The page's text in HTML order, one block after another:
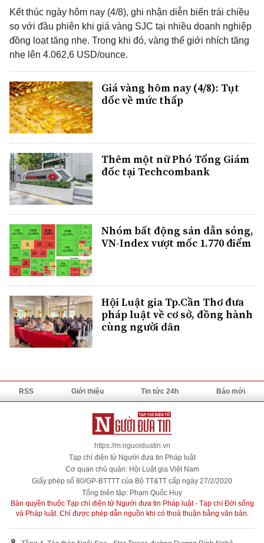
Kết thúc ngày hôm nay (4/8), ghi nhận diễn biến trái chiều
so với đầu phiên khi giá vàng SJC tại nhiều doanh nghiệp
đồng loạt tăng nhẹ. Trong khi đó, vàng thế giới nhích tăng
nhẹ lên 4.062,6 USD/ounce.
Giá vàng hôm nay (4/8): Tụt
dốc về mức thấp
Thêm một nữ Phó Tổng Giám
đốc tại Techcombank
Nhóm bất động sản dẫn sóng,
VN-Index vượt mốc 1.770 điểm
Hội Luật gia Tp.Cần Thơ đưa
pháp luật về cơ sở, đồng hành
cùng người dân
RSS Giới thiệu Tin tức 24h Báo mới
https://m.nguoiduatin.vn
Tạp chí điện tử Người đưa tin Pháp luật
Cơ quan chủ quản: Hội Luật gia Việt Nam
Giấy phép số 80/GP-BTTTT của Bộ TT&TT cấp ngày 27/2/2020
Tổng biên tập: Phạm Quốc Huy
Bản quyền thuộc Tạp chí điện tử Người đưa tin Pháp luật - Tạp chí Đời sống
và Pháp luật. Chỉ được phép dẫn nguồn khi có thoả thuận bằng văn bản.